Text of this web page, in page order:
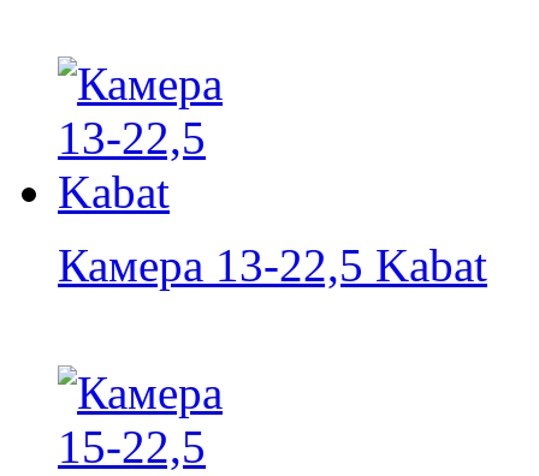
Камера 13-22,5 Kabat